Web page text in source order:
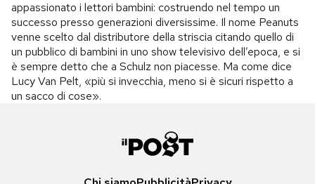
appassionato i lettori bambini: costruendo nel tempo un
successo presso generazioni diversissime. Il nome Peanuts
venne scelto dal distributore della striscia citando quello di
un pubblico di bambini in uno show televisivo dell’epoca, e si
è sempre detto che a Schulz non piacesse. Ma come dice
Lucy Van Pelt, «più si invecchia, meno si è sicuri rispetto a
un sacco di cose».